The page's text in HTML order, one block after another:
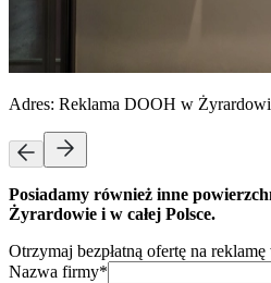
Adres: Reklama DOOH w
Posiadamy również inne
Żyrardowie i w całej Polsce.
Otrzymaj bezpłatną ofertę na
Nazwa firmy*